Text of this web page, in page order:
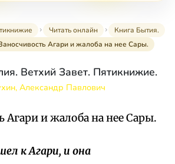
Читать онлайн
Книга Бытия.
Агари и жалоба на нее Сары.
Ветхий Завет. Пятикнижие.
Александр Павлович
Агари и жалоба на нее Сары.
к Агари, и она